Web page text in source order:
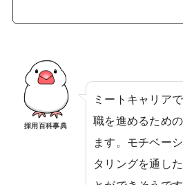
採用百科事典
ミートキャリア
職を進めるため
ます。モチベー
タリングを通し